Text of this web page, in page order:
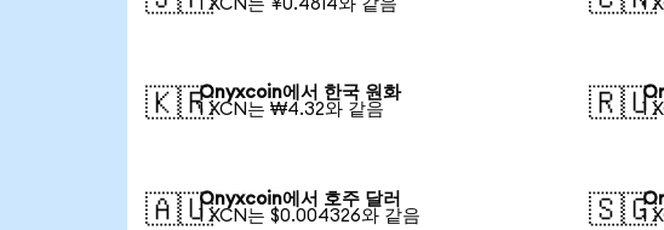
1 XCN는 ¥0.4814와 같음
1
🇰🇷Onyxcoin에서 한국 원화
1 XCN는 ₩4.32와 같음
🇷🇺
1
🇦🇺Onyxcoin에서 호주 달러
1 XCN는 $0.004326와 같음
🇸🇬
1